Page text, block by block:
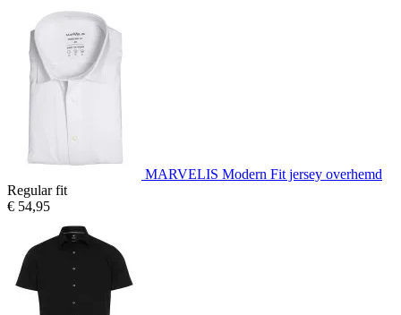
MARVELIS Modern Fit jersey overhemd
Regular fit
€ 54,95